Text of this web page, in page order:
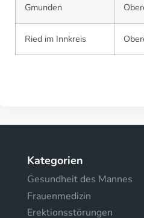
Gmunden
Ried im Innkreis
Kategorien
Gesundheit des Mannes
Frauenmedizin
Erektionsstörungen